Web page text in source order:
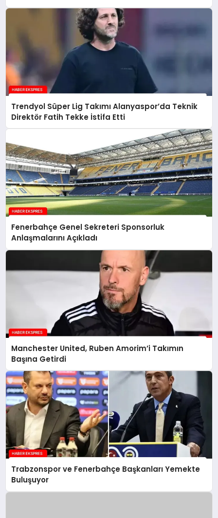
Trendyol Süper Lig Takımı Alanyaspor’da Teknik
Direktör Fatih Tekke İstifa Etti
Fenerbahçe Genel Sekreteri Sponsorluk
Anlaşmalarını Açıkladı
Manchester United, Ruben Amorim’i Takımın
Başına Getirdi
Trabzonspor ve Fenerbahçe Başkanları Yemekte
Buluşuyor